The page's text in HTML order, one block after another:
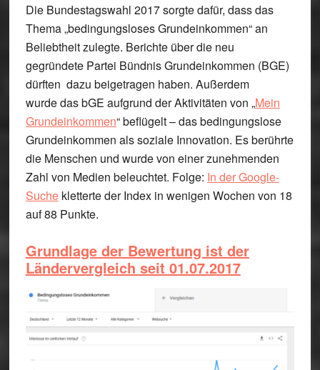
Die Bundestagswahl 2017 sorgte dafür, dass das
Thema „bedingungsloses Grundeinkommen“ an
Beliebtheit zulegte. Berichte über die neu
gegründete Partei Bündnis Grundeinkommen (BGE)
dürften dazu beigetragen haben. Außerdem
wurde das bGE aufgrund der Aktivitäten von „Mein
Grundeinkommen“ beflügelt – das bedingungslose
Grundeinkommen als soziale Innovation. Es berührte
die Menschen und wurde von einer zunehmenden
Zahl von Medien beleuchtet. Folge: In der Google-
Suchekletterte der Index in wenigen Wochen von 18
auf 88 Punkte.
Grundlage der Bewertung ist der
Ländervergleich seit 01.07.2017